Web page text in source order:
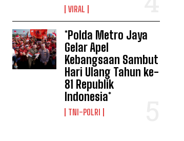
VIRAL
*Polda Metro Jaya
Gelar Apel
Kebangsaan Sambut
Hari Ulang Tahun ke-
81 Republik
Indonesia*
TNI-POLRI